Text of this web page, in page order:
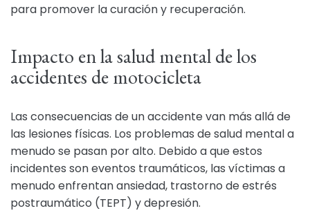
para promover la curación y recuperación.
Impacto en la salud mental de los
accidentes de motocicleta
Las consecuencias de un accidente van más allá de
las lesiones físicas. Los problemas de salud mental a
menudo se pasan por alto. Debido a que estos
incidentes son eventos traumáticos, las víctimas a
menudo enfrentan ansiedad, trastorno de estrés
postraumático (TEPT) y depresión.